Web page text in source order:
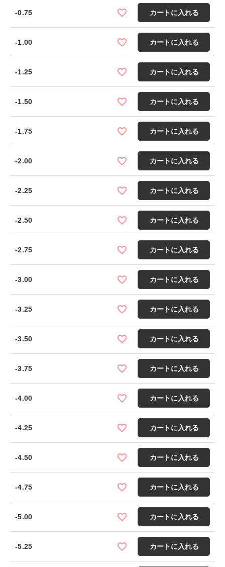
-0.75 カートに入れる
-1.00 カートに入れる
-1.25 カートに入れる
-1.50 カートに入れる
-1.75 カートに入れる
-2.00 カートに入れる
-2.25 カートに入れる
-2.50 カートに入れる
-2.75 カートに入れる
-3.00 カートに入れる
-3.25 カートに入れる
-3.50 カートに入れる
-3.75 カートに入れる
-4.00 カートに入れる
-4.25 カートに入れる
-4.50 カートに入れる
-4.75 カートに入れる
-5.00 カートに入れる
-5.25 カートに入れる